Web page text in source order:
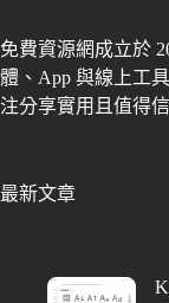
免費資源網成立於
體、App 與線上工
注分享實用且值得
最新文章